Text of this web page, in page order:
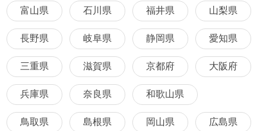
富山県 石川県 福井県 山梨県
長野県 岐阜県 静岡県 愛知県
三重県 滋賀県 京都府 大阪府
兵庫県 奈良県 和歌山県
鳥取県 島根県 岡山県 広島県